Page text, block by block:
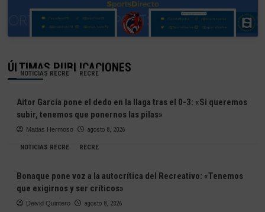
ÚLTIMAS PUBLICACIONES
NOTICIAS RECRE RECRE
Aitor García pone el dedo en la llaga tras el 0-3: «Si queremos
subir, tenemos que ponernos las pilas»
Matias Hermoso agosto 8, 2026
NOTICIAS RECRE RECRE
Bonaque pone voz a la autocrítica del Recreativo: «Tenemos
que exigirnos y ser críticos»
Deivid Quintero agosto 8, 2026